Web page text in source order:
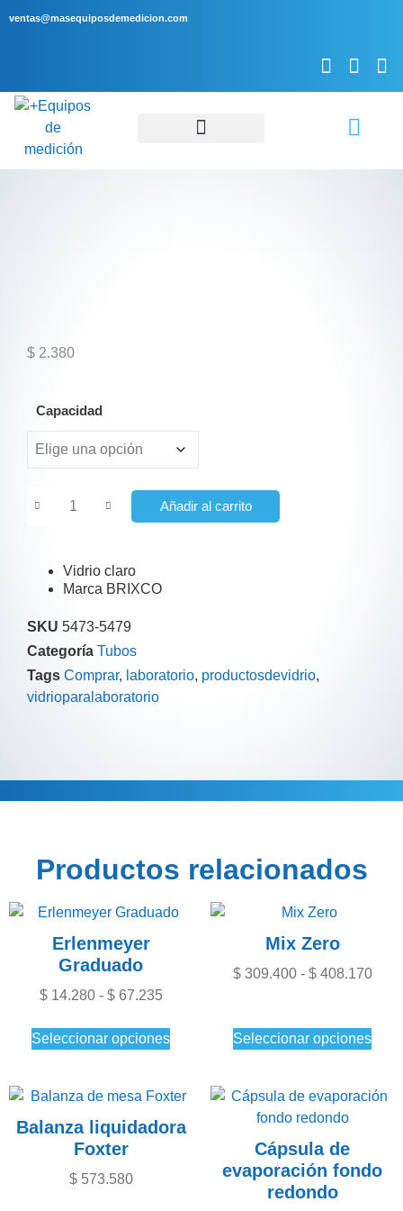
ventas@masequiposdemedicion.com
$ 2.380
Capacidad
Añadir al carrito
Vidrio claro
Marca BRIXCO
SKU 5473-5479
Categoría Tubos
Tags Comprar, laboratorio, productosdevidrio,
vidrioparalaboratorio
Descripción Información adicional
Productos relacionados
Erlenmeyer
Graduado
$14.280 - $67.235
Seleccionar opciones
Mix Zero
$309.400 - $408.170
Seleccionar opciones
Balanza liquidadora
Foxter
$573.580
Cápsula de
evaporación fondo
redondo